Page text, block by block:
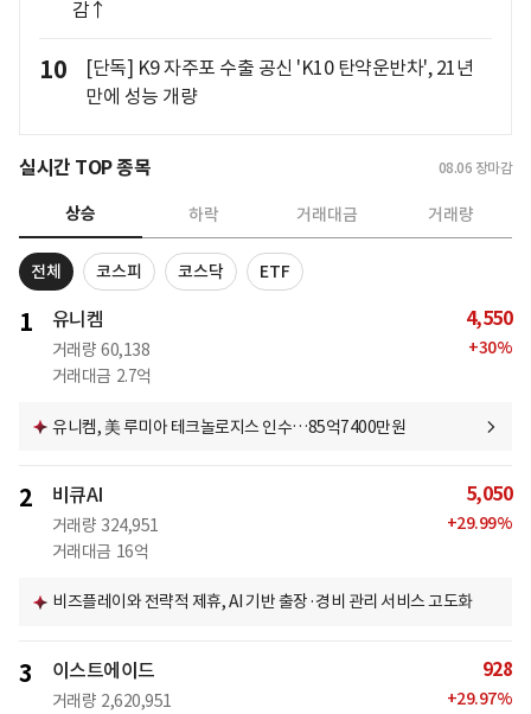
감↑
10
[단독] K9 자주포 수출 공신 'K10 탄약운반차', 21년
만에 성능 개량
실시간 TOP 종목 08.06 장마감
상승 하락 거래대금 거래량
전체 코스피 코스닥 ETF
1 유니켐
거래량 60,138
거래대금 2.7억
4,550
+30%
유니켐, 美 루미아 테크놀로지스 인수…85억7400만원
2 비큐AI
거래량 324,951
거래대금 16억
5,050
+29.99%
비즈플레이와 전략적 제휴, AI 기반 출장·경비 관리 서비스 고도화
3 이스트에이드
거래량 2,620,951
928
+29.97%